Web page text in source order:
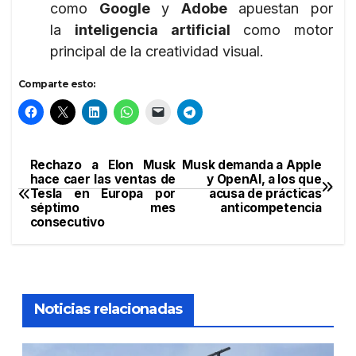
como Googley Adobeapuestan por
la inteligencia artificial como motor
principal de la creatividad visual.
Comparte esto:
Navegación
de
Musk demanda a Apple
y OpenAI, a los que
acusa de prácticas
anticompetencia
Rechazo a Elon Musk
hace caer las ventas de
Tesla en Europa por
séptimo mes
consecutivo
Noticias relacionadas